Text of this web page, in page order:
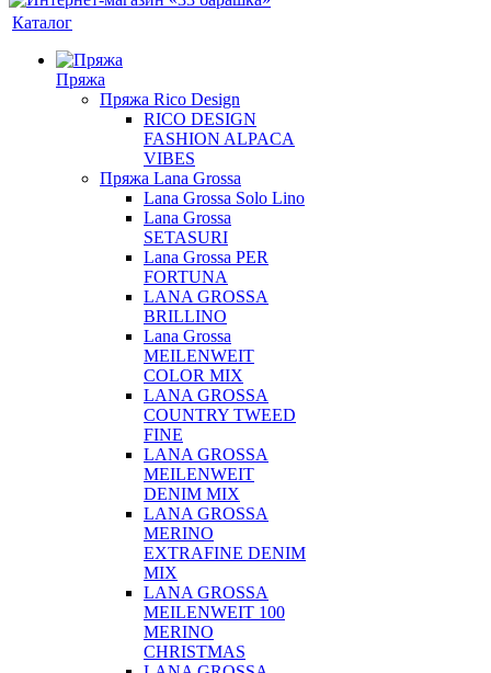
Каталог
Пряжа
Пряжа Rico Design
RICO DESIGN
FASHION ALPACA
VIBES
Пряжа Lana Grossa
Lana Grossa Solo Lino
Lana Grossa
SETASURI
Lana Grossa PER
FORTUNA
LANA GROSSA
BRILLINO
Lana Grossa
MEILENWEIT
COLOR MIX
LANA GROSSA
COUNTRY TWEED
FINE
LANA GROSSA
MEILENWEIT
DENIM MIX
LANA GROSSA
MERINO
EXTRAFINE DENIM
MIX
LANA GROSSA
MEILENWEIT 100
MERINO
CHRISTMAS